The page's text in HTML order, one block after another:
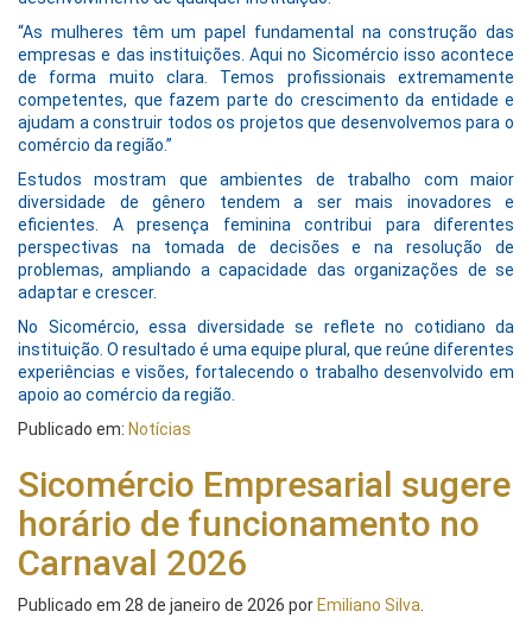
“As mulheres têm um papel fundamental na construção das
empresas e das instituições. Aqui no Sicomércio isso acontece
de forma muito clara. Temos profissionais extremamente
competentes, que fazem parte do crescimento da entidade e
ajudam a construir todos os projetos que desenvolvemos para o
comércio da região.”
Estudos mostram que ambientes de trabalho com maior
diversidade de gênero tendem a ser mais inovadores e
eficientes. A presença feminina contribui para diferentes
perspectivas na tomada de decisões e na resolução de
problemas, ampliando a capacidade das organizações de se
adaptar e crescer.
No Sicomércio, essa diversidade se reflete no cotidiano da
instituição. O resultado é uma equipe plural, que reúne diferentes
experiências e visões, fortalecendo o trabalho desenvolvido em
apoio ao comércio da região.
Publicado em: Notícias
Sicomércio Empresarial sugere
horário de funcionamento no
Carnaval 2026
Publicado em 28 de janeiro de 2026 por Emiliano Silva